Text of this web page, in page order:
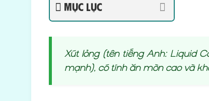
Mục lục
Xút lỏng (tên tiếng Anh: Liquid
mạnh), có tính ăn mòn cao và